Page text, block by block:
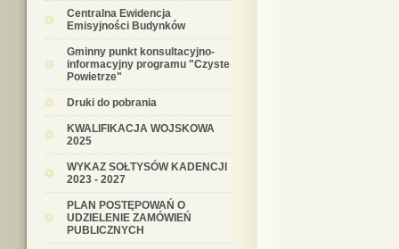
Centralna Ewidencja
Emisyjności Budynków
Gminny punkt konsultacyjno-
informacyjny programu "Czyste
Powietrze"
Druki do pobrania
KWALIFIKACJA WOJSKOWA
2025
WYKAZ SOŁTYSÓW KADENCJI
2023 - 2027
PLAN POSTĘPOWAŃ O
UDZIELENIE ZAMÓWIEŃ
PUBLICZNYCH